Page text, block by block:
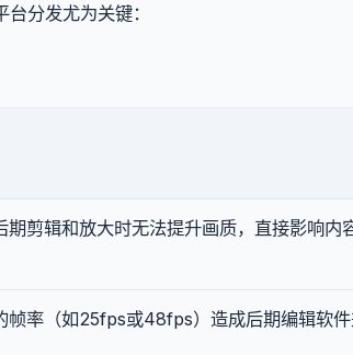
分发尤为关键：
期剪辑和放大时无法提升画质，直接影响内
帧率（如25fps或48fps）造成后期编辑软